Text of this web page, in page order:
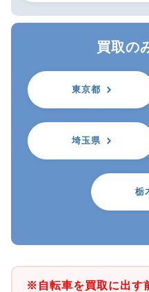
買取の
東京都
埼玉県
栃
※自転車を買取に出す